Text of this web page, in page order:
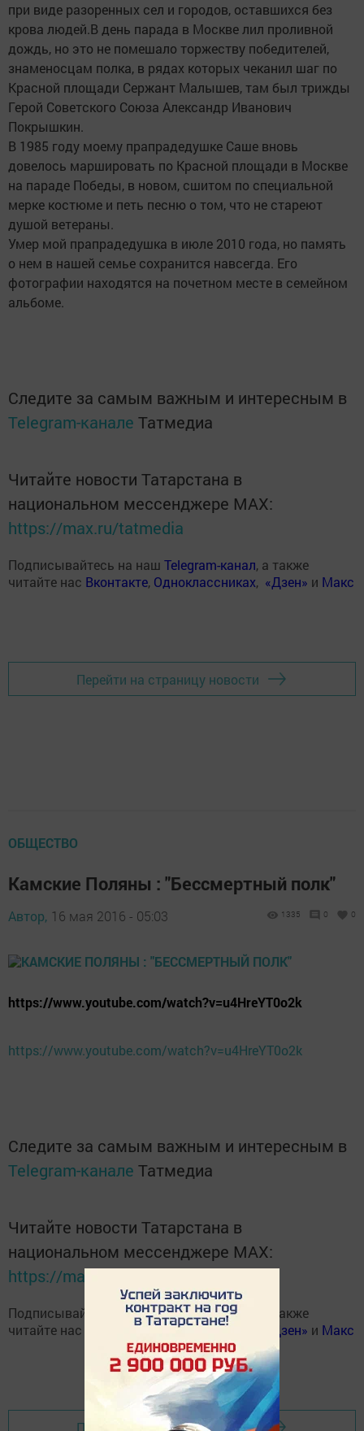
при виде разоренных сел и городов, оставшихся без
крова людей.В день парада в Москве лил проливной
дождь, но это не помешало торжеству победителей,
знаменосцам полка, в рядах которых чеканил шаг по
Красной площади Сержант Малышев, там был трижды
Герой Советского Союза Александр Иванович
Покрышкин.
В 1985 году моему прапрадедушке Саше вновь
довелось маршировать по Красной площади в Москве
на параде Победы, в новом, сшитом по специальной
мерке костюме и петь песню о том, что не стареют
душой ветераны.
Умер мой прапрадедушка в июле 2010 года, но память
о нем в нашей семье сохранится навсегда. Его
фотографии находятся на почетном месте в семейном
альбоме.
Следите за самым важным и интересным в
Telegram-канале Татмедиа
Читайте новости Татарстана в
национальном мессенджере MАХ:
https://max.ru/tatmedia
Подписывайтесь на наш Telegram-канал, а также
читайте нас Вконтакте, Одноклассниках, «Дзен» и Макс
Перейти на страницу новости
ОБЩЕСТВО
Камские Поляны : "Бессмертный полк"
Автор, 16 мая 2016 - 05:03 1335 0 0
https://www.youtube.com/watch?v=u4HreYT0o2k
https://www.youtube.com/watch?v=u4HreYT0o2k
Следите за самым важным и интересным в
Telegram-канале Татмедиа
Читайте новости Татарстана в
национальном мессенджере MАХ:
https://max.ru/tatmedia
Подписывайтесь на нашTelegram-канал
, а также
читайте нас
Вконтакте ,Одноклассниках «Дзен» и Макс
Перейти на страницу новости